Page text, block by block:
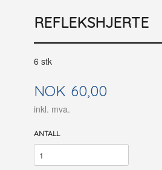
REFLEKSHJERTE
6 stk
Pris
NOK 60,00
inkl. mva.
ANTALL